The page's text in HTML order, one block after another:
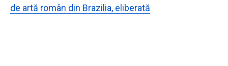
de artă român din Brazilia, eliberată